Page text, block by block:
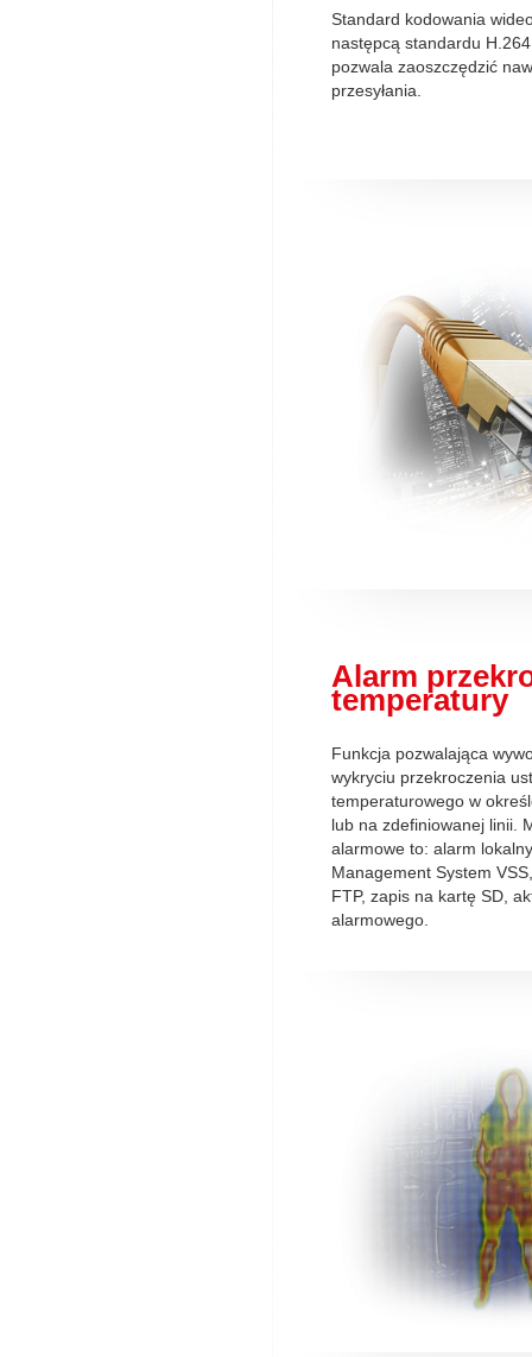
Standard kodowania
następcą standardu
pozwala zaoszczędzić
przesyłania.
Alarm
temperatury
Funkcja pozwalająca
wykryciu przekroczenia
temperaturowego w
lub na zdefiniowanej linii.
alarmowe to: alarm
Management System
FTP, zapis na kartę SD,
alarmowego.